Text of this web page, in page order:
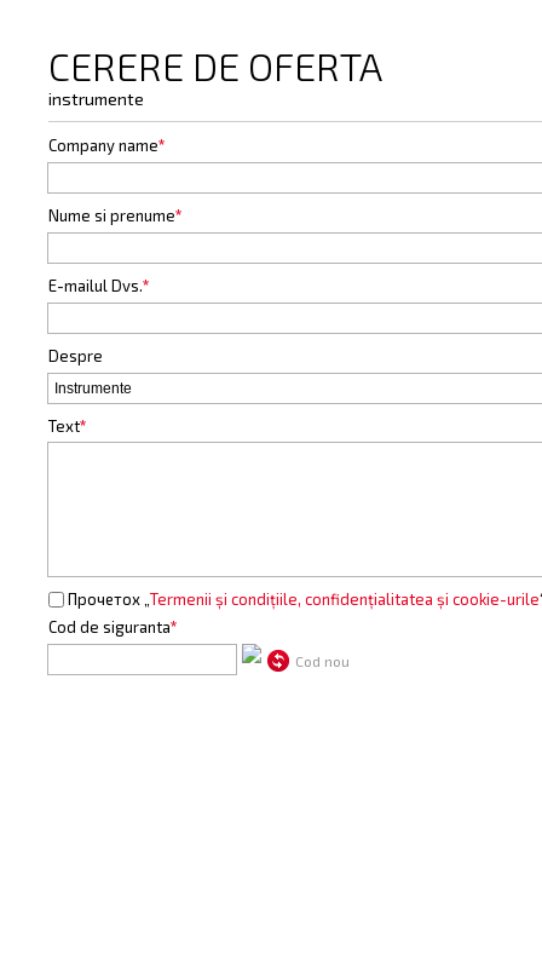
CERERE DE OFERTA
instrumente
Company name*
Nume si prenume*
E-mailul Dvs.*
Despre
Text*
Прочетох „ Termenii și condițiile, confidențialitatea și cookie-urile
Cod de siguranta*
Cod nou